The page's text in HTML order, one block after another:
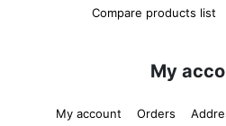
Compare products list
My
My account Orders